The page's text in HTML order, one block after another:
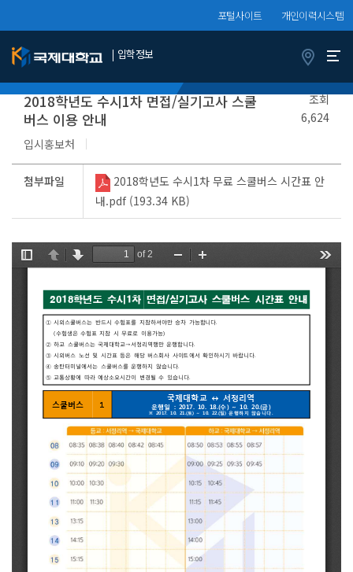
포털사이트 개인이력시스템
입학정보
면접/실기안내
2018학년도 수시1차 면접/실기고사 스쿨
버스 이용 안내
조회
6,624
입시홍보처
첨부파일
2018학년도 수시1차 무료 스쿨버스 시간표 안
내.pdf (193.34 KB)